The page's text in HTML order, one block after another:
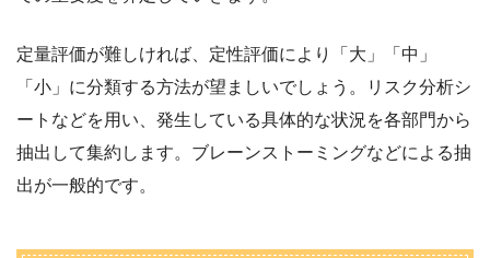
定量評価が難しければ、定性評価により「大」「中」
「小」に分類する方法が望ましいでしょう。リスク分析シ
ートなどを用い、発生している具体的な状況を各部門から
抽出して集約します。ブレーンストーミングなどによる抽
出が一般的です。